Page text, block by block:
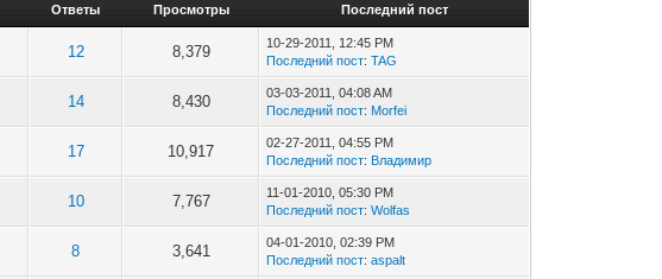
Ответы Просмотры Последний пост
12 8,379
10-29-2011, 12:45 PM
Последний пост:TAG
14 8,430
03-03-2011, 04:08 AM
Последний пост: Morfei
17 10,917
02-27-2011, 04:55 PM
Последний пост: Владимир
10 7,767
11-01-2010, 05:30 PM
Последний пост:Wolfas
8 3,641
04-01-2010, 02:39 PM
Последний пост:aspalt